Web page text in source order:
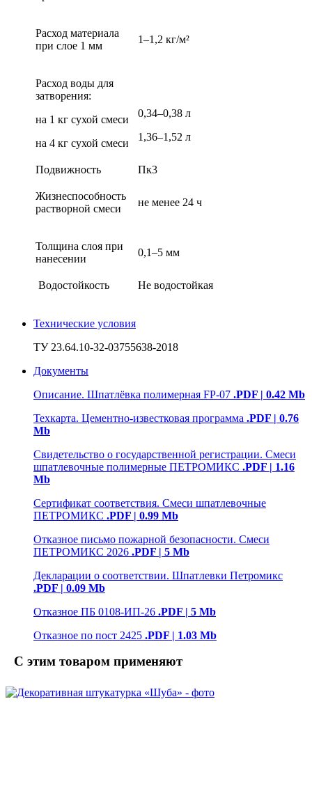
Расход материала
при слое 1 мм
1–1,2 кг/м²
Расход воды для
затворения:
на 1 кг сухой смеси
на 4 кг сухой смеси
0,34–0,38 л
1,36–1,52 л
Подвижность Пк3
Жизнеспособность
растворной смеси
не менее 24 ч
Толщина слоя при
нанесении
0,1–5 мм
Водостойкость Не водостойкая
Технические условия
ТУ 23.64.10-32-03755638-2018
Документы
Описание. Шпатлёвка полимерная FP-07 .PDF | 0.42 Mb
Техкарта. Цементно-известковая программа .PDF | 0.76
Mb
Свидетельство о государственной регистрации. Смеси
шпатлевочные полимерные ПЕТРОМИКС .PDF | 1.16
Mb
Сертификат соответствия. Смеси шпатлевочные
ПЕТРОМИКС .PDF | 0.99 Mb
Отказное письмо пожарной безопасности. Смеси
ПЕТРОМИКС 2026 .PDF | 5 Mb
Декларации о соответствии. Шпатлевки Петромикс
.PDF | 0.09 Mb
Отказное ПБ 0108-ИП-26 .PDF | 5 Mb
Отказное по пост 2425 .PDF | 1.03 Mb
С этим товаром применяют